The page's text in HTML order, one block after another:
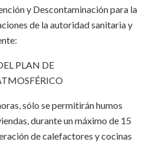
y Descontaminación para la
de la autoridad sanitaria y
PLAN DE
sólo se permitirán humos
durante un máximo de 15
de calefactores y cocinas